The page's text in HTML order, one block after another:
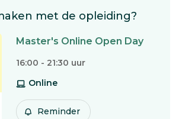
met de opleiding?
Master's Online Open Day
16:00 - 21:30 uur
Online
Reminder